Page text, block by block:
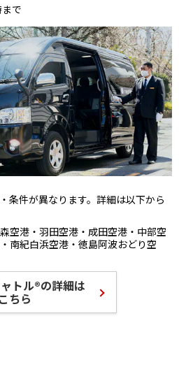
で
条件が異なります。詳細は以下から
空港・羽田空港・成田空港・中部空
南紀白浜空港・徳島阿波おどり空
トル®の詳細は
こちら